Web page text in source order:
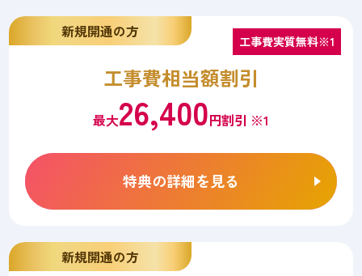
新規開通の方
工事費実質無料※1
工事費相当額割引
最大26,400円割引 ※1
特典の詳細を見る
新規開通の方